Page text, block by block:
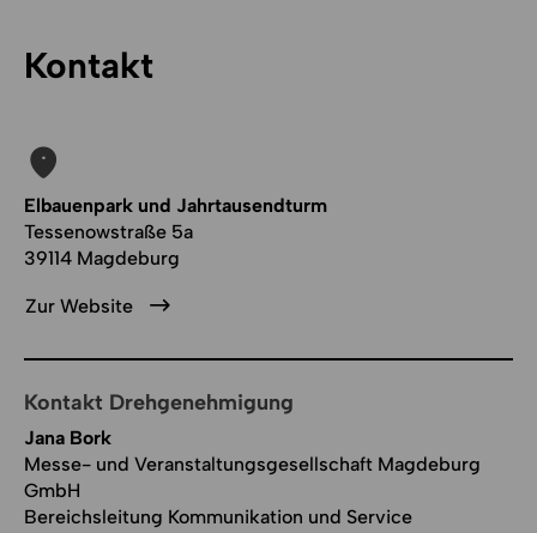
Kontakt
Elbauenpark und Jahrtausendturm
Tessenowstraße 5a
39114 Magdeburg
Zur Website
Kontakt Drehgenehmigung
Jana Bork
Messe- und Veranstaltungsgesellschaft Magdeburg
GmbH
Bereichsleitung Kommunikation und Service